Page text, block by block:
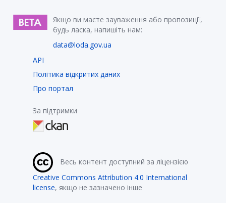
Якщо ви маєте зауваження або пропозиції,
будь ласка, напишіть нам:
data@loda.gov.ua
API
Політика відкритих даних
Про портал
За підтримки
Весь контент доступний за ліцензією
Creative Commons Attribution 4.0 International
license, якщо не зазначено інше